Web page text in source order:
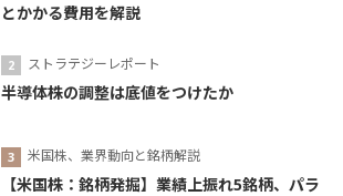
とかかる費用を解説
ストラテジーレポート
半導体株の調整は底値をつけたか
米国株、業界動向と銘柄解説
【米国株：銘柄発掘】業績上振れ5銘柄、パラ